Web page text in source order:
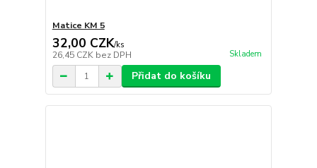
Matice KM 5
32,00 CZK/ks
26,45 CZK bez DPH Skladem
Přidat do košíku